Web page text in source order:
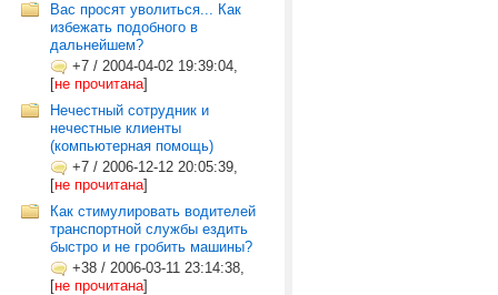
Вас просят уволиться... Как
избежать подобного в
дальнейшем?
+7 / 2004-04-02 19:39:04,
[не прочитана]
Нечестный сотрудник и
нечестные клиенты
(компьютерная помощь)
+7 / 2006-12-12 20:05:39,
[не прочитана]
Как стимулировать водителей
транспортной службы ездить
быстро и не гробить машины?
+38 / 2006-03-11 23:14:38,
[не прочитана]